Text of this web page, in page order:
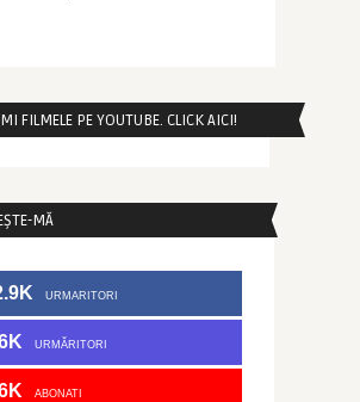
FILMELE PE YOUTUBE. CLICK AICI!
MĂ
URMARITORI
URMĂRITORI
ABONATI